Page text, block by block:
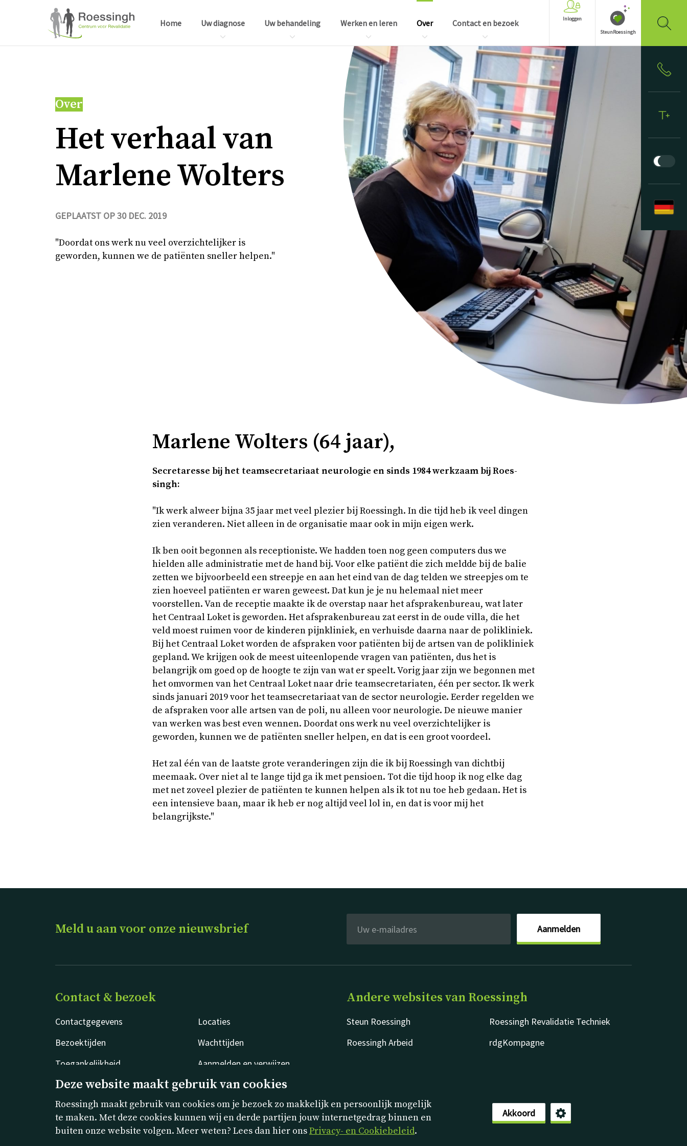
Deze website maakt gebruik van cookies
Roessingh maakt gebruik van cookies om je bezoek zo makkelijk en persoonlijk mogelijk
te maken. Met deze cookies kunnen wij en derde partijen jouw internetgedrag binnen en
buiten onze website volgen. Meer weten? Lees dan hier onsPrivacy- en Cookiebeleid.
Akkoord
Home Uw diagnose Uw behandeling Werken en leren Over Contact en bezoek
Inloggen
SteunRoessingh
Over
Het ver­haal van
Mar­le­ne Wol­ters
GEPLAATST OP 30 DEC. 2019
"Doordat ons werk nu veel overzichtelijker is
geworden, kunnen we de patiënten sneller helpen."
Marlene Wolters (64 jaar),
Se­cre­ta­res­se bij het team­se­cre­ta­ri­aat neu­ro­lo­gie en sinds 1984 werk­zaam bij Roes­
singh:
"Ik werk alweer bijna 35 jaar met veel plezier bij Roessingh. In die tijd heb ik veel dingen
zien veranderen. Niet alleen in de organisatie maar ook in mijn eigen werk.
Ik ben ooit begonnen als receptioniste. We hadden toen nog geen computers dus we
hielden alle administratie met de hand bij. Voor elke patiënt die zich meldde bij de balie
zetten we bijvoorbeeld een streepje en aan het eind van de dag telden we streepjes om te
zien hoeveel patiënten er waren geweest. Dat kun je je nu helemaal niet meer
voorstellen. Van de receptie maakte ik de overstap naar het afsprakenbureau, wat later
het Centraal Loket is geworden. Het afsprakenbureau zat eerst in de oude villa, die het
veld moest ruimen voor de kinderen pijnkliniek, en verhuisde daarna naar de polikliniek.
Bij het Centraal Loket worden de afspraken voor patiënten bij de artsen van de polikliniek
gepland. We krijgen ook de meest uiteenlopende vragen van patiënten, dus het is
belangrijk om goed op de hoogte te zijn van wat er speelt. Vorig jaar zijn we begonnen met
het omvormen van het Centraal Loket naar drie teamsecretariaten, één per sector. Ik werk
sinds januari 2019 voor het teamsecretariaat van de sector neurologie. Eerder regelden we
de afspraken voor alle artsen van de poli, nu alleen voor neurologie. De nieuwe manier
van werken was best even wennen. Doordat ons werk nu veel overzichtelijker is
geworden, kunnen we de patiënten sneller helpen, en dat is een groot voordeel.
Het zal één van de laatste grote veranderingen zijn die ik bij Roessingh van dichtbij
meemaak. Over niet al te lange tijd ga ik met pensioen. Tot die tijd hoop ik nog elke dag
met net zoveel plezier de patiënten te kunnen helpen als ik tot nu toe heb gedaan. Het is
een intensieve baan, maar ik heb er nog altijd veel lol in, en dat is voor mij het
belangrijkste."
Meld u aan voor onze nieuwsbrief Aanmelden
Contact & bezoek
Contactgegevens
Locaties
Bezoektijden
Wachttijden
Toegankelijkheid
Aanmelden en verwijzen
Andere websites van Roessingh
Steun Roessingh
Roessingh Revalidatie Techniek
Roessingh Arbeid
rdgKompagne